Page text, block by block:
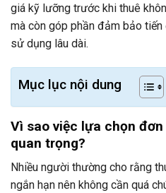
giá kỹ lưỡng trước khi thuê
mà còn góp phần đảm bảo
sử dụng lâu dài.
Mục lục nội dung
Vì sao việc lựa chọn
quan trọng?
Nhiều người thường cho rằng
ngắn hạn nên không cần quá